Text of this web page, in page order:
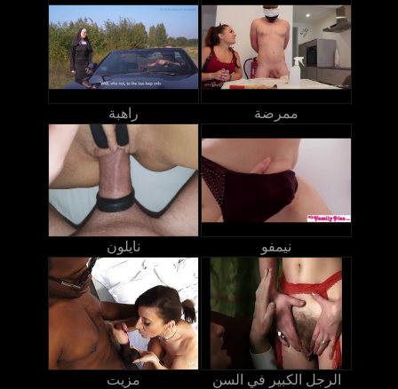
راهبة ممرضة
نايلون نيمفو
مزيت الرجل الكبير في السن